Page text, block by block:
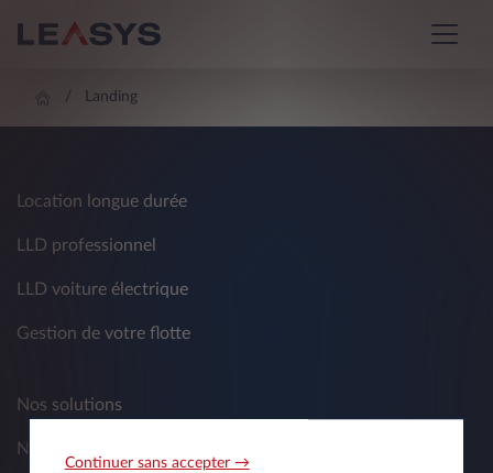
Landing
Location longue durée
LLD professionnel
LLD voiture électrique
Gestion de votre flotte
Nos solutions
Nos services
Continuer sans accepter →